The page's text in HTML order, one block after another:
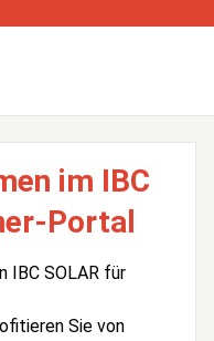
im IBC
Portal
IBC SOLAR für
Sie von